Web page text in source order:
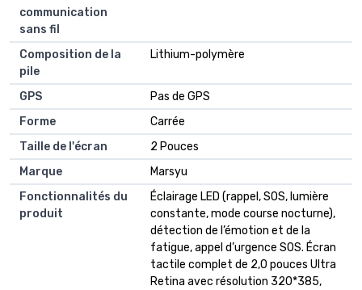
communication
sans fil
Composition de la
pile
Lithium-polymère
GPS
Pas de GPS
Forme
Carrée
Taille de l'écran
2 Pouces
Marque
Marsyu
Fonctionnalités du
produit
Éclairage LED (rappel, SOS, lumière
constante, mode course nocturne),
détection de l’émotion et de la
fatigue, appel d’urgence SOS. Écran
tactile complet de 2,0 pouces Ultra
Retina avec résolution 320*385,